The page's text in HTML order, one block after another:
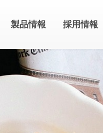
製品情報 採用情報